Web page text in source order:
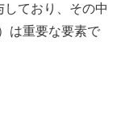
ており、その中
は重要な要素で